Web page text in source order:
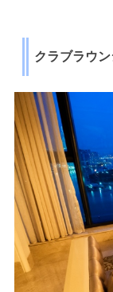
クラブラウ